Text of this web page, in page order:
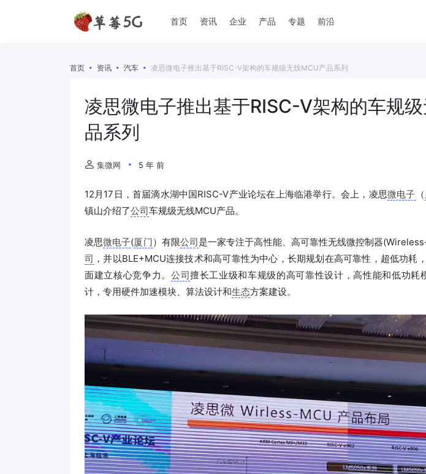
首页 资讯 企业 产品 专题 前沿
首页 资讯 汽车 凌思微电子推出基于RISC-V架构的车规级无线MCU产品系列
凌思微电子推出基于RISC-V架构的车规
品系列
集微网 5 年 前
12月17日，首届滴水湖中国RISC-V产业论坛在上海临港举行。会上，凌思微电子 （
镇山介绍了公司车规级无线MCU产品。
凌思微电子(厦门）有限公司是一家专注于高性能、高可靠性无线微控制器
司 ，并以BLE+MCU连接技术和高可靠性为中心，长期规划在高可靠性，超低功耗
面建立核心竞争力。 公司擅长工业级和车规级的高可靠性设计，高性能和低功耗
计，专用硬件加速模块、算法设计和生态方案建设。